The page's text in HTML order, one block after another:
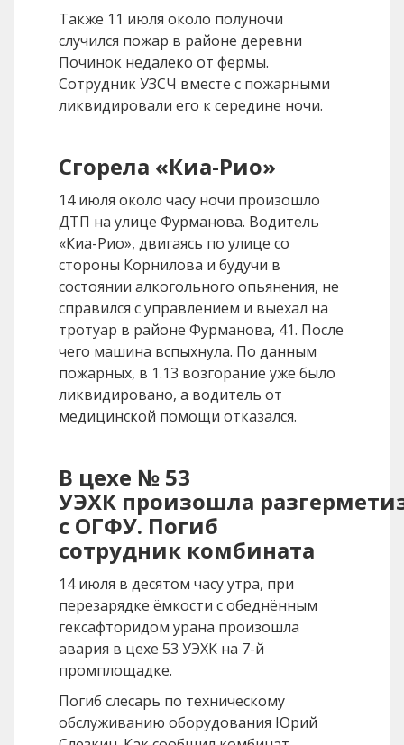
Также 11 июля около полуночи
случился пожар в районе деревни
Починок недалеко от фермы.
Сотрудник УЗСЧ вместе с пожарными
ликвидировали его к середине ночи.
Сгорела «Киа-Рио»
14 июля около часу ночи произошло
ДТП на улице Фурманова. Водитель
«Киа-Рио», двигаясь по улице со
стороны Корнилова и будучи в
состоянии алкогольного опьянения, не
справился с управлением и выехал на
тротуар в районе Фурманова, 41. После
чего машина вспыхнула. По данным
пожарных, в 1.13 возгорание уже было
ликвидировано, а водитель от
медицинской помощи отказался.
В цехе № 53
УЭХК произошла
с ОГФУ. Погиб
сотрудник комбината
14 июля в десятом часу утра, при
перезарядке ёмкости с обеднённым
гексафторидом урана произошла
авария в цехе 53 УЭХК на 7-й
промплощадке.
Погиб слесарь по техническому
обслуживанию оборудования Юрий